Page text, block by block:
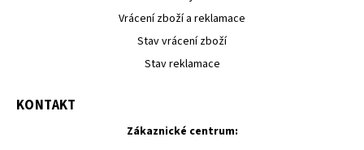
Vrácení zboží a reklamace
Stav vrácení zboží
Stav reklamace
KONTAKT
Zákaznické centrum: